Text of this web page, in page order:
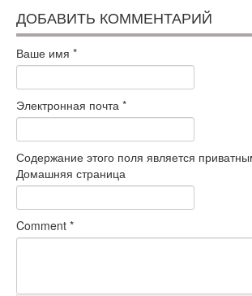
ДОБАВИТЬ КОММЕНТАРИЙ
Ваше имя *
Электронная почта *
Содержание этого поля является
Домашняя страница
Comment *